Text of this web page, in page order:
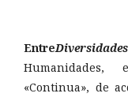
EntreDiversidades
«Continua», de